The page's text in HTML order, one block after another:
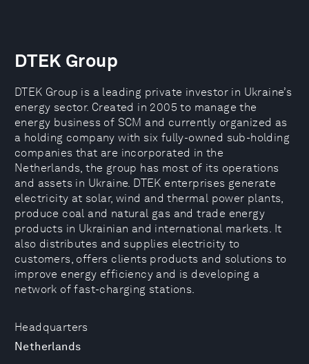
Headquarters
Netherlands
DTEK Group
DTEK Group is a leading private investor in Ukraine’s
energy sector. Created in 2005 to manage the
energy business of SCM and currently organized as
a holding company with six fully-owned sub-holding
companies that are incorporated in the
Netherlands, the group has most of its operations
and assets in Ukraine. DTEK enterprises generate
electricity at solar, wind and thermal power plants,
produce coal and natural gas and trade energy
products in Ukrainian and international markets. It
also distributes and supplies electricity to
customers, offers clients products and solutions to
improve energy efficiency and is developing a
network of fast-charging stations.